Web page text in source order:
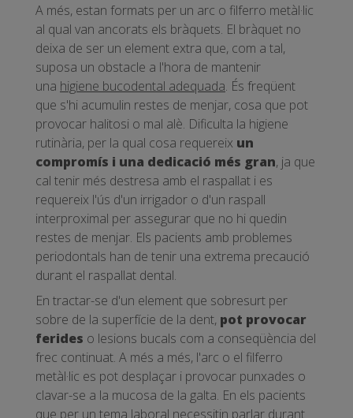
A més, estan formats per un arc o filferro metàl·lic
al qual van ancorats els bràquets. El bràquet no
deixa de ser un element extra que, com a tal,
suposa un obstacle a l'hora de mantenir
una higiene bucodental adequada. És freqüent
que s'hi acumulin restes de menjar, cosa que pot
provocar halitosi o mal alè. Dificulta la higiene
rutinària, per la qual cosa requereix un
compromís i una dedicació més gran, ja que
cal tenir més destresa amb el raspallat i es
requereix l'ús d'un irrigador o d'un raspall
interproximal per assegurar que no hi quedin
restes de menjar. Els pacients amb problemes
periodontals han de tenir una extrema precaució
durant el raspallat dental.
En tractar-se d'un element que sobresurt per
sobre de la superfície de la dent, pot provocar
ferides o lesions bucals com a conseqüència del
frec continuat. A més a més, l'arc o el filferro
metàl·lic es pot desplaçar i provocar punxades o
clavar-se a la mucosa de la galta. En els pacients
que per un tema laboral necessitin parlar durant